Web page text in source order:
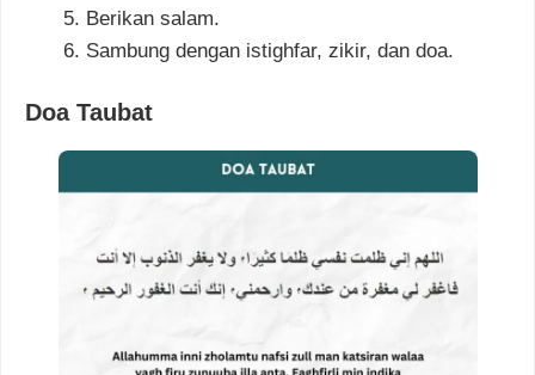
Berikan salam.
Sambung dengan istighfar, zikir, dan doa.
Doa Taubat